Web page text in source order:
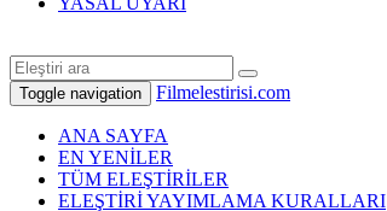
Toggle navigation Filmelestirisi.com
ANA SAYFA
EN YENİLER
TÜM ELEŞTİRİLER
ELEŞTİRİ YAYIMLAMA KURALLARI